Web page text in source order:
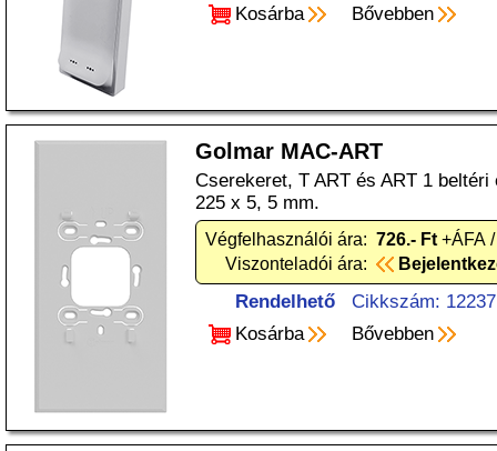
Kosárba
Bővebben
Golmar MAC-ART
Cserekeret, T ART és ART 1 beltéri
225 x 5, 5 mm.
Végfelhasználói ára: 726.- Ft +ÁFA
Viszonteladói ára:
Rendelhető
Cikkszám:
Kosárba
Bővebben